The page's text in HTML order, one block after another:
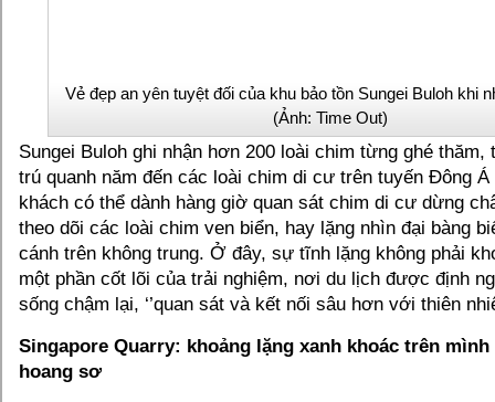
Vẻ đẹp an yên tuyệt đối của khu bảo tồn Sungei Buloh khi
(Ảnh: Time Out)
Sungei Buloh ghi nhận hơn 200 loài chim từng ghé
trú quanh năm đến các loài chim di cư trên tuyến Đông
khách có thể dành hàng giờ quan sát chim di cư dừng
theo dõi các loài chim ven biển, hay lặng nhìn đại bàng
cánh trên không trung. Ở đây, sự tĩnh lặng không phải
một phần cốt lõi của trải nghiệm, nơi du lịch được định
sống chậm lại, ‘’quan sát và kết nối sâu hơn với thiên
Singapore Quarry: khoảng lặng xanh khoác trên
hoang sơ